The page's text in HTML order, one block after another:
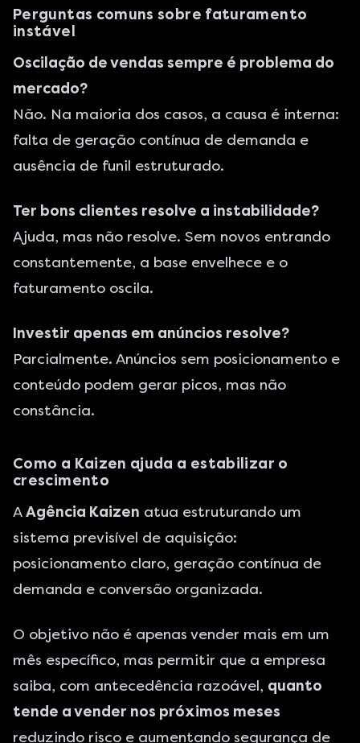
Perguntas comuns sobre faturamento
instável
Oscilação de vendas sempre é problema do
mercado?
Não. Na maioria dos casos, a causa é interna:
falta de geração contínua de demanda e
ausência de funil estruturado.
Ter bons clientes resolve a instabilidade?
Ajuda, mas não resolve. Sem novos entrando
constantemente, a base envelhece e o
faturamento oscila.
Investir apenas em anúncios resolve?
Parcialmente. Anúncios sem posicionamento e
conteúdo podem gerar picos, mas não
constância.
Como a Kaizen ajuda a estabilizar o
crescimento
AAgência Kaizen atua estruturando um
sistema previsível de aquisição:
posicionamento claro, geração contínua de
demanda e conversão organizada.
O objetivo não é apenas vender mais em um
mês específico, mas permitir que a empresa
saiba, com antecedência razoável, quanto
tende a vender nos próximos meses
reduzindo risco e aumentando segurança de